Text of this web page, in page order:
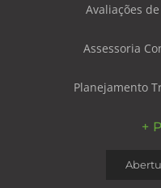
Avaliações
Assessoria
Planejamento
+